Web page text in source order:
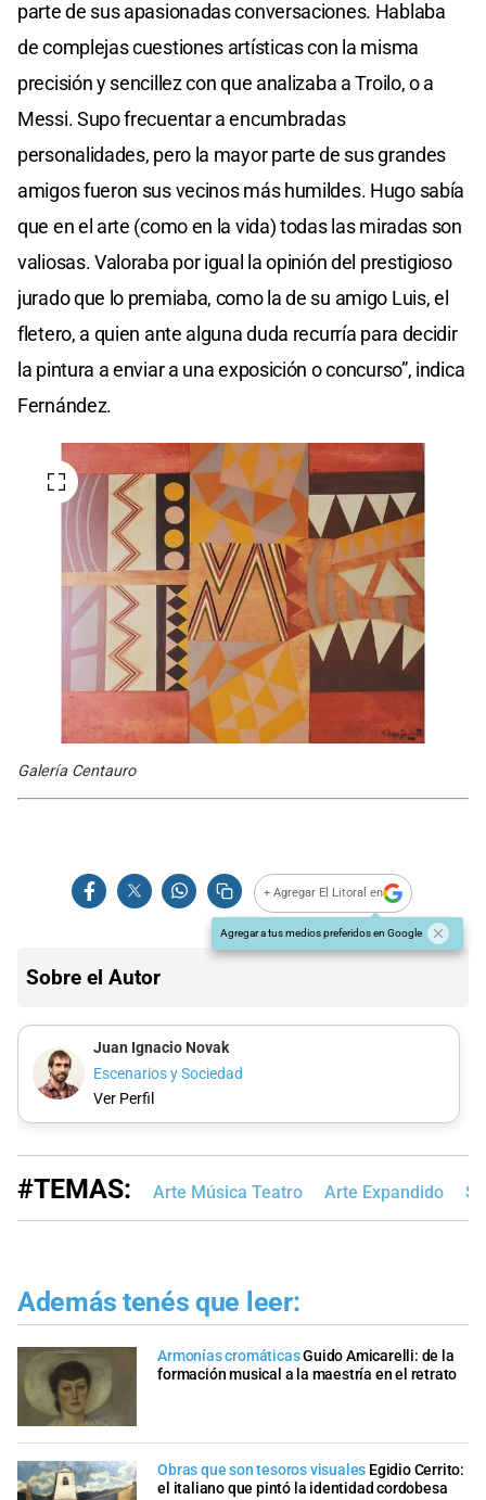
parte de sus apasionadas conversaciones. Hablaba
de complejas cuestiones artísticas con la misma
precisión y sencillez con que analizaba a Troilo, o a
Messi. Supo frecuentar a encumbradas
personalidades, pero la mayor parte de sus grandes
amigos fueron sus vecinos más humildes. Hugo sabía
que en el arte (como en la vida) todas las miradas son
valiosas. Valoraba por igual la opinión del prestigioso
jurado que lo premiaba, como la de su amigo Luis, el
fletero, a quien ante alguna duda recurría para decidir
la pintura a enviar a una exposición o concurso”, indica
Fernández.
Galería Centauro
+ Agregar El Litoral en
Agregar a tus medios preferidos en Google
Sobre el Autor
Juan Ignacio Novak
Escenarios y Sociedad
Ver Perfil
#TEMAS: Arte Música Teatro Arte Expandido
Además tenés que leer:
Armonías cromáticasGuido Amicarelli: de la
formación musical a la maestría en el retrato
Obras que son tesoros visuales Egidio Cerrito:
el italiano que pintó la identidad cordobesa